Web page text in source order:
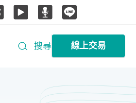
搜尋 線上交易